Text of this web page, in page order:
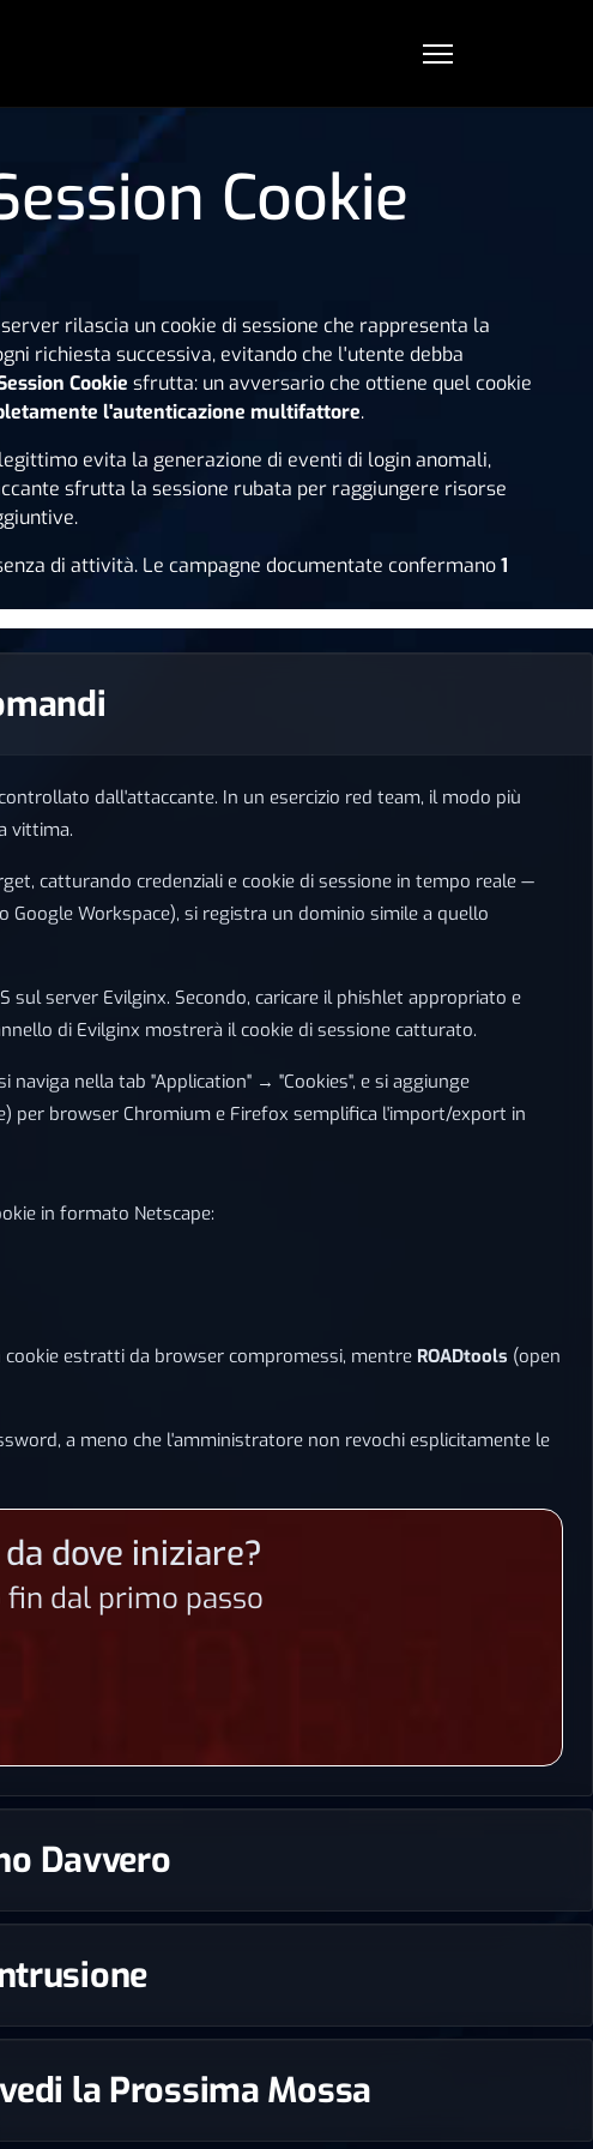
Cookie
rilascia un cookie di sessione che rappresenta la
richiesta successiva, evitando che l'utente debba
Cookie sfrutta: un avversario che ottiene quel cookie
l'autenticazione multifattore.
evita la generazione di eventi di login anomali,
sfrutta la sessione rubata per raggiungere risorse
di attività. Le campagne documentate confermano1
dall'attaccante. In un esercizio red team, il modo più
vittima.
catturando credenziali e cookie di sessione in tempo reale —
Workspace), si registra un dominio simile a quello
server Evilginx. Secondo, caricare il phishlet appropriato e
di Evilginx mostrerà il cookie di sessione catturato.
nella tab "Application" → "Cookies", e si aggiunge
per browser Chromium e Firefox semplifica l'import/export in
in formato Netscape:
estratti da browser compromessi, mentre ROADtools (open
a meno che l'amministratore non revochi esplicitamente le
dove iniziare?
dal primo passo
Davvero
la Prossima Mossa